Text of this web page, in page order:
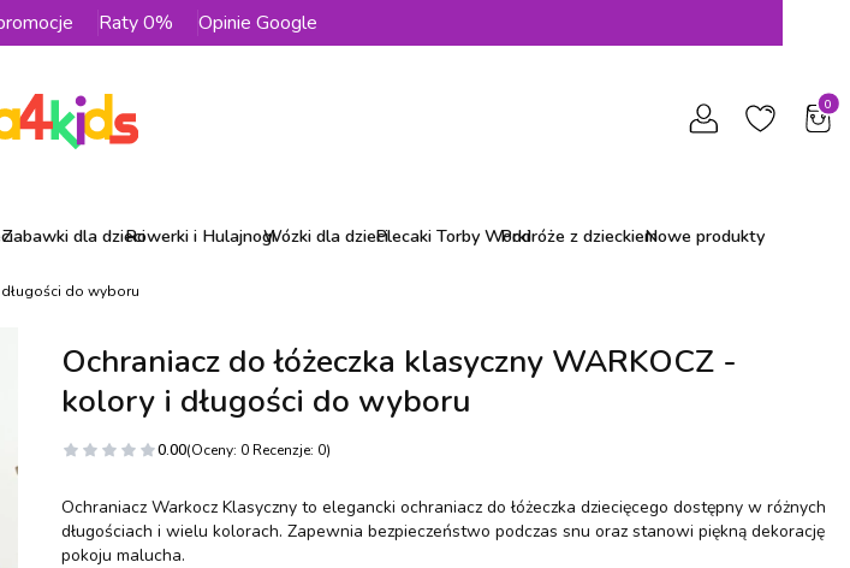
Raty 0% Opinie Google
Zabawki dla dzieciRowerki i HulajnogiWózki dla dzieciPlecaki Torby WorkiPodróże z dzieckiemNowe produkty
do wyboru
Ochraniacz do łóżeczka klasyczny WARKOCZ -
kolory i długości do wyboru
0.00(Oceny: 0 Recenzje: 0)
Ochraniacz Warkocz Klasyczny to elegancki ochraniacz do łóżeczka dziecięcego dostępny w różnych
długościach i wielu kolorach. Zapewnia bezpieczeństwo podczas snu oraz stanowi piękną dekorację
pokoju malucha.